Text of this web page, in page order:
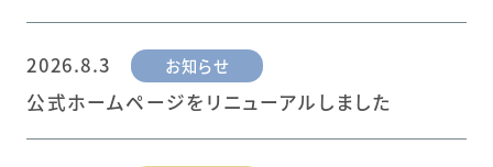
2026.8.3 お知らせ
公式ホームページをリニューアルしました